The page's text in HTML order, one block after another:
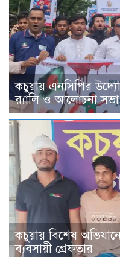
কচুয়ায় এনসিপির
র‌্যালি ও আলোচনা সভা
কচুয়ায় বিশেষ
ব্যবসায়ী গ্রেফতার